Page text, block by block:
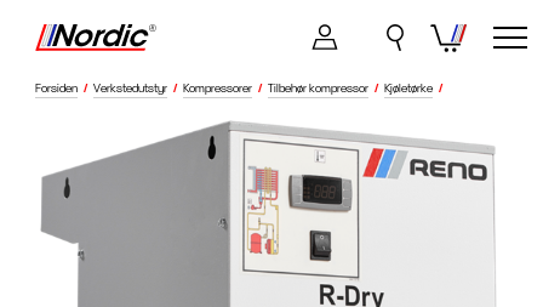
Forsiden / Verkstedutstyr / Kompressorer / Tilbehør kompressor / Kjøletørke /